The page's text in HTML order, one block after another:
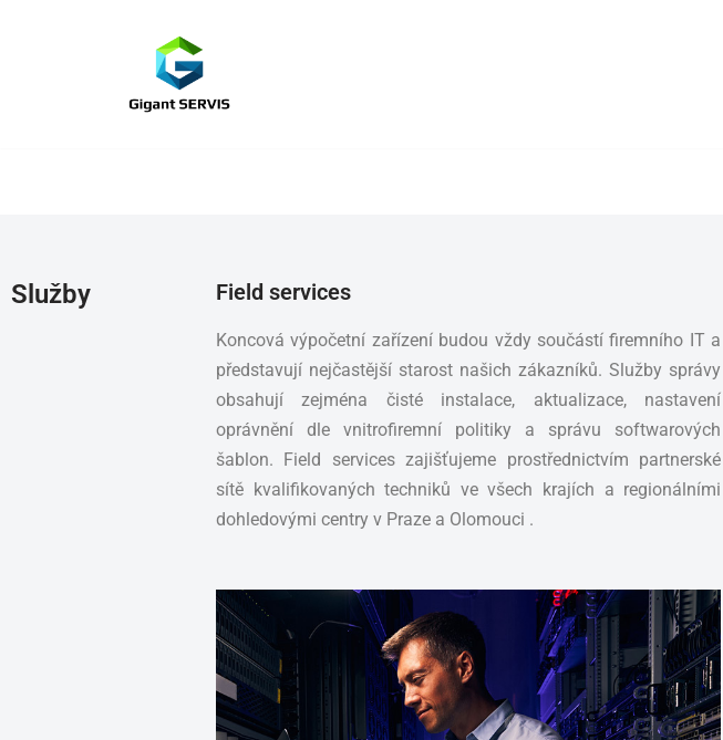
Služby Field services
Koncová výpočetní zařízení budou vždy součástí firemního IT a
představují nejčastější starost našich zákazníků. Služby správy
obsahují zejména čisté instalace, aktualizace, nastavení
oprávnění dle vnitrofiremní politiky a správu softwarových
šablon. Field services zajišťujeme prostřednictvím partnerské
sítě kvalifikovaných techniků ve všech krajích a regionálními
dohledovými centry v Praze a Olomouci .